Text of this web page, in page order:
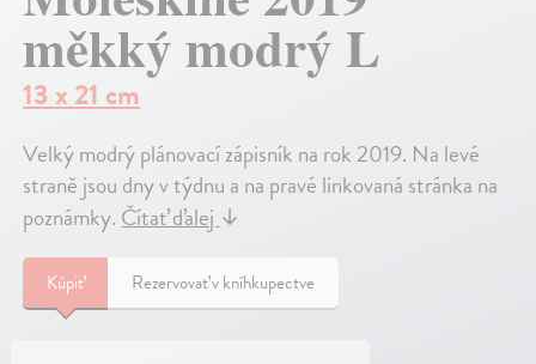
měkký modrý L
13 x 21 cm
Velký modrý plánovací zápisník na rok 2019. Na levé
straně jsou dny v týdnu a na pravé linkovaná stránka na
poznámky.Čítať ďalej↓
Kúpiť Rezervovať v kníhkupectve